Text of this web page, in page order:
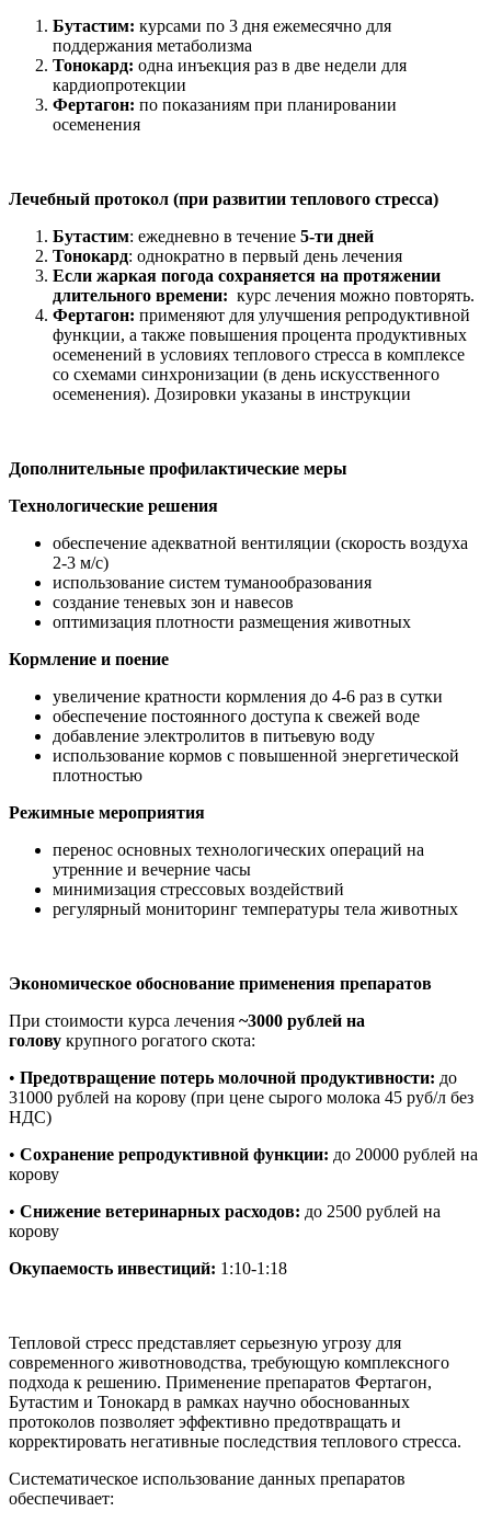
Бутастим: курсами по 3 дня ежемесячно для
поддержания метаболизма
Тонокард: одна инъекция раз в две недели для
кардиопротекции
Фертагон: по показаниям при планировании
осеменения
Лечебный протокол (при развитии теплового стресса)
Бутастим: ежедневно в течение 5-ти дней
Тонокард: однократно в первый день лечения
Если жаркая погода сохраняется на протяжении
длительного времени: курс лечения можно повторять.
Фертагон: применяют для улучшения репродуктивной
функции, а также повышения процента продуктивных
осеменений в условиях теплового стресса в комплексе
со схемами синхронизации (в день искусственного
осеменения). Дозировки указаны в инструкции
Дополнительные профилактические меры
Технологические решения
обеспечение адекватной вентиляции (скорость воздуха
2-3 м/с)
использование систем туманообразования
создание теневых зон и навесов
оптимизация плотности размещения животных
Кормление и поение
увеличение кратности кормления до 4-6 раз в сутки
обеспечение постоянного доступа к свежей воде
добавление электролитов в питьевую воду
использование кормов с повышенной энергетической
плотностью
Режимные мероприятия
перенос основных технологических операций на
утренние и вечерние часы
минимизация стрессовых воздействий
регулярный мониторинг температуры тела животных
Экономическое обоснование применения препаратов
При стоимости курса лечения ~3000 рублей на
голову крупного рогатого скота:
• Предотвращение потерь молочной продуктивности: до
31000 рублей на корову (при цене сырого молока 45 руб/л без
НДС)
• Сохранение репродуктивной функции: до 20000 рублей на
корову
• Снижение ветеринарных расходов: до 2500 рублей на
корову
Окупаемость инвестиций: 1:10-1:18
Тепловой стресс представляет серьезную угрозу для
современного животноводства, требующую комплексного
подхода к решению. Применение препаратов Фертагон,
Бутастим и Тонокард в рамках научно обоснованных
протоколов позволяет эффективно предотвращать и
корректировать негативные последствия теплового стресса.
Систематическое использование данных препаратов
обеспечивает: